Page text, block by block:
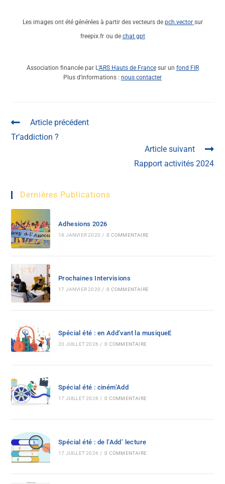
Les images ont été générées à partir des vecteurs de pch.vector sur
freepix.fr ou de chat gpt
Association financée par L‘ARS Hauts de Francesur un fond FIR
Plus d’informations : nous contacter
Article précédent
Tr’addiction ?
Article suivant
Rapport activités 2024
Dernières Publications
Adhesions 2026
18 JANVIER 2020 / 0 COMMENTAIRE
Prochaines Intervisions
17 JANVIER 2020 / 0 COMMENTAIRE
Spécial été : en Add’vant la musiqueE
20 JUILLET 2026 / 0 COMMENTAIRE
Spécial été : ciném’Add
17 JUILLET 2026 / 0 COMMENTAIRE
Spécial été : de l’Add’ lecture
17 JUILLET 2026 / 0 COMMENTAIRE